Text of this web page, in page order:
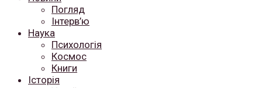
Погляд
Інтерв’ю
Наука
Психологія
Космос
Книги
Історія